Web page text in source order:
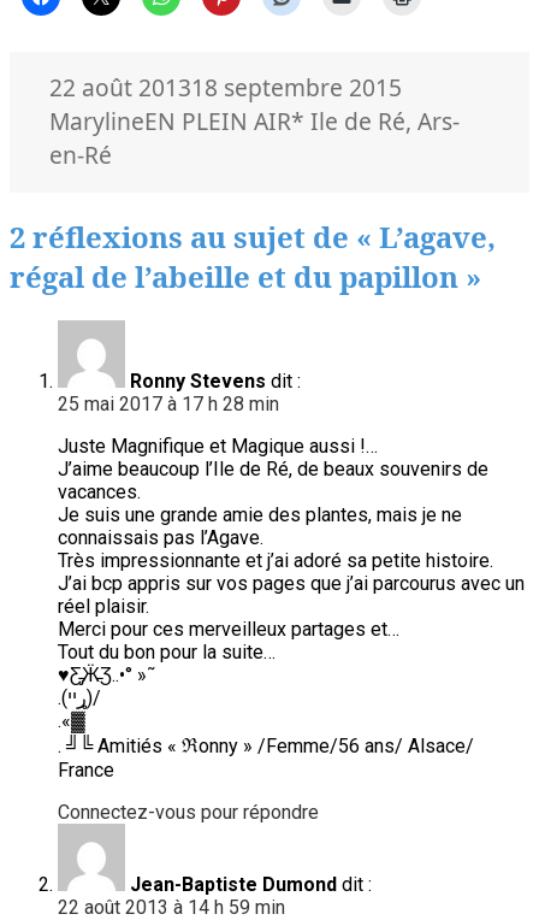
Publié
le
22 août 201318 septembre 2015
MarylineCatégories
EN PLEIN AIRMots-
* Ile de Ré,Ars-
en-Ré
2 réflexions au sujet de « L’agave,
régal de l’abeille et du papillon »
Ronny Stevens dit :
25 mai 2017 à 17 h 28 min
Juste Magnifique et Magique aussi !…
J’aime beaucoup l’Ile de Ré, de beaux souvenirs de
vacances.
Je suis une grande amie des plantes, mais je ne
connaissais pas l’Agave.
Très impressionnante et j’ai adoré sa petite histoire.
J’ai bcp appris sur vos pages que j’ai parcourus avec un
réel plaisir.
Merci pour ces merveilleux partages et…
Tout du bon pour la suite…
♥Ƹ̵̡Ӝ̵Ʒ..•° »˜
.(ړײ)/
.«▓
. ╝╚ Amitiés « ℜonny » /Femme/56 ans/ Alsace/
France
Connectez-vous pour répondre
Jean-Baptiste Dumond dit :
22 août 2013 à 14 h 59 min